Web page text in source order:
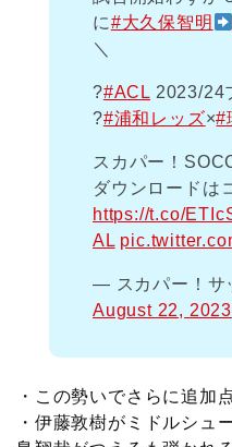
に#大久保智明
＼
?#ACL 2023/24
?#浦和レッズ×#
スカパー！
ダウンロードは
https://t.co/
AL
— スカパー！サ
August 22, 2023
・この勢いでさらに追加
・伊藤敦樹がミドルシュ